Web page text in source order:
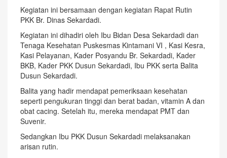
Kegiatan ini bersamaan dengan kegiatan Rapat Rutin
PKK Br. Dinas Sekardadi.
Kegiatan ini dihadiri oleh Ibu Bidan Desa Sekardadi dan
Tenaga Kesehatan Puskesmas Kintamani VI , Kasi Kesra,
Kasi Pelayanan, Kader Posyandu Br. Sekardadi, Kader
BKB, Kader PKK Dusun Sekardadi, Ibu PKK serta Balita
Dusun Sekardadi.
Balita yang hadir mendapat pemeriksaan kesehatan
seperti pengukuran tinggi dan berat badan, vitamin A dan
obat cacing. Setelah itu, mereka mendapat PMT dan
Suvenir.
Sedangkan Ibu PKK Dusun Sekardadi melaksanakan
arisan rutin.